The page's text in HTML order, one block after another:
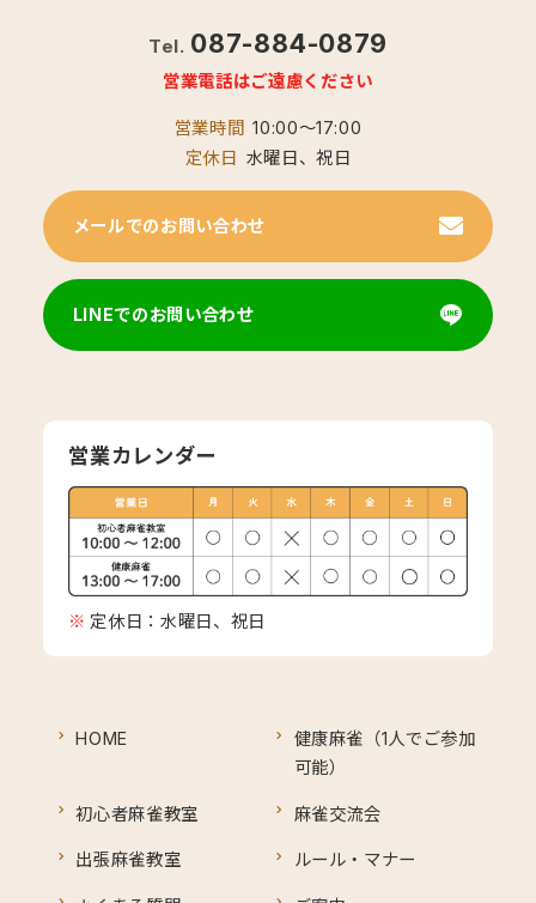
Tel. 087-884-0879
営業電話はご遠慮ください
営業時間 10:00～17:00
定休日 水曜日、祝日
メールでのお問い合わせ
LINEでのお問い合わせ
営業カレンダー
定休日：水曜日、祝日
HOME
健康麻雀（1人でご参加
可能）
初心者麻雀教室 麻雀交流会
出張麻雀教室 ルール・マナー